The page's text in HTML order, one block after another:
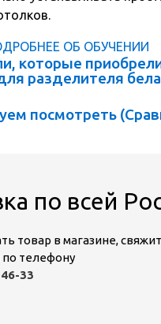
ОБ ОБУЧЕНИИ
которые
разделителя
посмотреть (
по всей
товар в магазине,
телефону
33